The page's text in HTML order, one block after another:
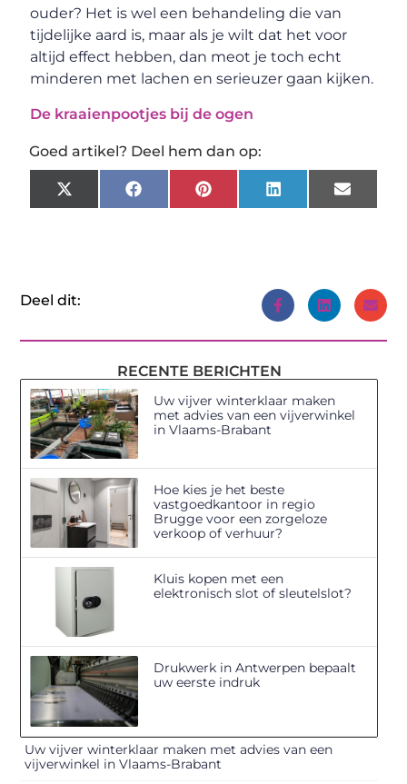
ouder? Het is wel een behandeling die van
tijdelijke aard is, maar als je wilt dat het voor
altijd effect hebben, dan meot je toch echt
minderen met lachen en serieuzer gaan kijken.
De kraaienpootjes bij de ogen
Goed artikel? Deel hem dan op:
X
(Twitter)
FacebookPinterestLinkedInEmail
Deel dit:
RECENTE BERICHTEN
Uw vijver winterklaar maken
met advies van een vijverwinkel
in Vlaams-Brabant
Hoe kies je het beste
vastgoedkantoor in regio
Brugge voor een zorgeloze
verkoop of verhuur?
Kluis kopen met een
elektronisch slot of sleutelslot?
Drukwerk in Antwerpen bepaalt
uw eerste indruk
Uw vijver winterklaar maken met advies van een
vijverwinkel in Vlaams-Brabant